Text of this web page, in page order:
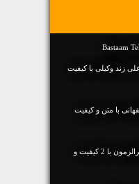
زند وکیلی با کیفیت
با متن و کیفیت
دانلود آهنگ جديد روزبه بمانی آخرالزمون با 2 کیفیت و